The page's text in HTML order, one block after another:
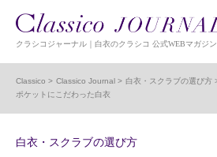
クラシコジャーナル｜白衣のクラシコ 公式WEBマガジン
Classico Classico Journal 白衣・スクラブの選び方
ポケットにこだわった白衣
白衣・スクラブの選び方